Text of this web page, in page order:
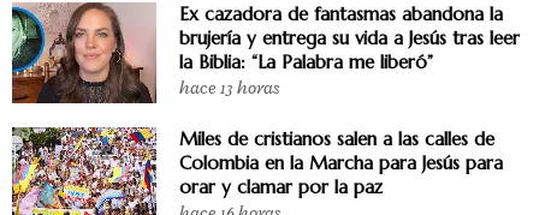
Ex cazadora de fantasmas abandona la
brujería y entrega su vida a Jesús tras leer
la Biblia: “La Palabra me liberó”
hace 13 horas
Miles de cristianos salen a las calles de
Colombia en la Marcha para Jesús para
orar y clamar por la paz